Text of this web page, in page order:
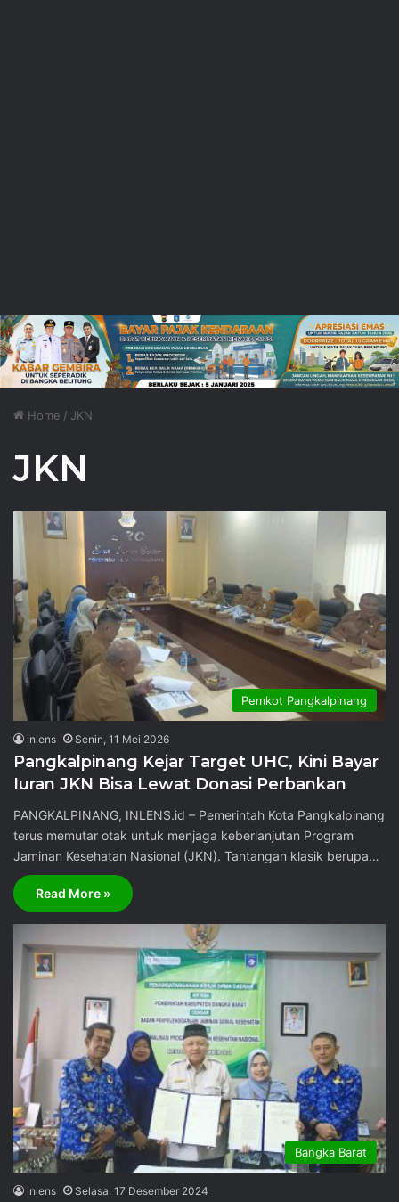
Home / JKN
JKN
Pemkot Pangkalpinang
inlens Senin, 11 Mei 2026
Pangkalpinang Kejar Target UHC, Kini Bayar
Iuran JKN Bisa Lewat Donasi Perbankan
PANGKALPINANG, INLENS.id – Pemerintah Kota Pangkalpinang
terus memutar otak untuk menjaga keberlanjutan Program
Jaminan Kesehatan Nasional (JKN). Tantangan klasik berupa…
Read More »
Bangka Barat
inlens Selasa, 17 Desember 2024